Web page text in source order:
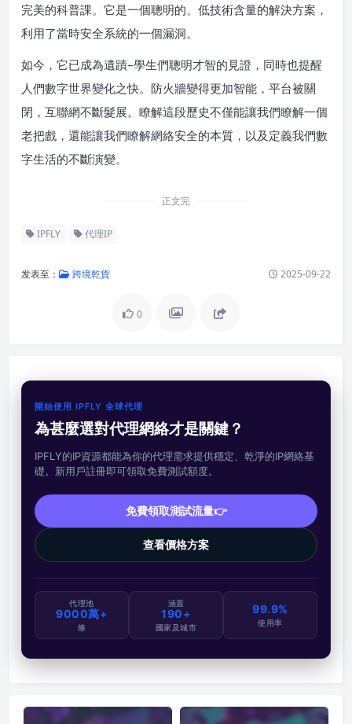
完美的科普課。它是一個聰明的、低技術含量的解決方案，
利用了當時安全系統的一個漏洞。
如今，它已成為遺蹟–學生們聰明才智的見證，同時也提醒
人們數字世界變化之快。防火牆變得更加智能，平台被關
閉，互聯網不斷髮展。瞭解這段歷史不僅能讓我們瞭解一個
老把戲，還能讓我們瞭解網絡安全的本質，以及定義我們數
字生活的不斷演變。
正文完
IPFLY 代理IP
发表至： 跨境乾貨 2025-09-22
0
開始使用 IPFLY 全球代理
為甚麼選對代理網絡才是關鍵？
IPFLY的IP資源都能為你的代理需求提供穩定、乾淨的IP網絡基
礎。新用戶註冊即可領取免費測試額度。
免費領取測試流量👉
查看價格方案
代理池
9000萬+
條
涵蓋
190+
國家及城市
99.9%
使用率